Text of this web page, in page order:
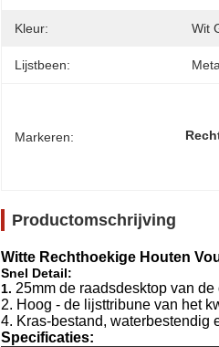
Kleur: Wit
Lijstbeen:
Markeren:
Productomschrijving
Witte Rechthoekige Houten
Snel Detail:
1. 25mm de raadsdesktop van
2. Hoog - de lijsttribune van het
4. Kras-bestand, waterbestendig
Specificaties: